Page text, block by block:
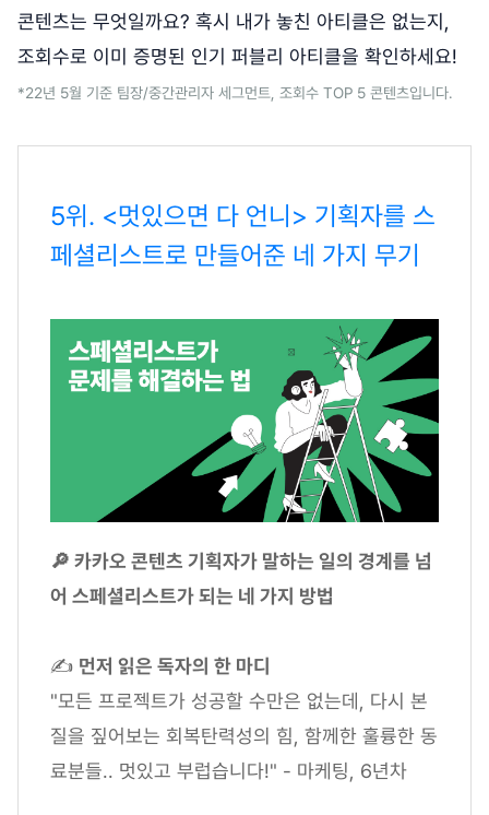
콘텐츠는 무엇일까요? 혹시 내가 놓친 아티클은 없는지,
조회수로 이미 증명된 인기 퍼블리 아티클을 확인하세요!
*22년 5월 기준 팀장/중간관리자 세그먼트, 조회수 TOP 5 콘텐츠입니다.
5위. <멋있으면 다 언니> 기획자를 스
페셜리스트로 만들어준 네 가지 무기
🔎 카카오 콘텐츠 기획자가 말하는 일의 경계를 넘
어 스페셜리스트가 되는 네 가지 방법
✍ 먼저 읽은 독자의 한 마디
"모든 프로젝트가 성공할 수만은 없는데, 다시 본
질을 짚어보는 회복탄력성의 힘, 함께한 훌륭한 동
료분들.. 멋있고 부럽습니다!" - 마케팅, 6년차